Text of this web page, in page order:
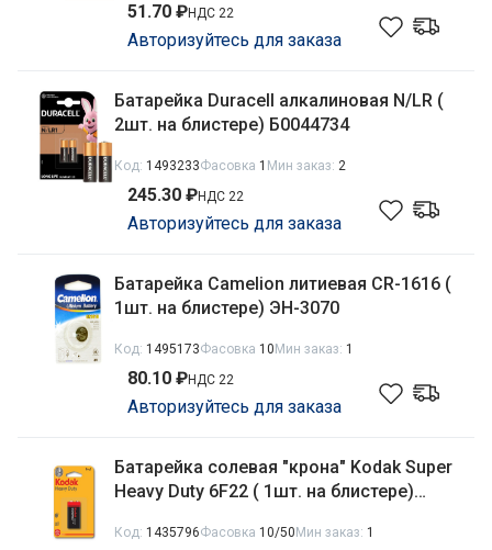
51.70 ₽НДС 22
Авторизуйтесь для заказа
Батарейка Duracell алкалиновая N/LR (
2шт. на блистере) Б0044734
Код: 1493233Фасовка 1 Мин заказ: 2
245.30 ₽НДС 22
Авторизуйтесь для заказа
Батарейка Camelion литиевая CR-1616 (
1шт. на блистере) ЭН-3070
Код: 1495173Фасовка 10 Мин заказ: 1
80.10 ₽НДС 22
Авторизуйтесь для заказа
Батарейка солевая "крона" Kodak Super
Heavy Duty 6F22 ( 1шт. на блистере)
Код: 1435796Фасовка 10/50 Мин заказ: 1